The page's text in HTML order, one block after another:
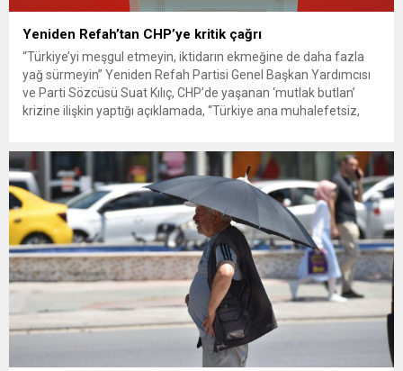
Yeniden Refah’tan CHP’ye kritik çağrı
“Türkiye’yi meşgul etmeyin, iktidarın ekmeğine de daha fazla
yağ sürmeyin” Yeniden Refah Partisi Genel Başkan Yardımcısı
ve Parti Sözcüsü Suat Kılıç, CHP’de yaşanan ‘mutlak butlan’
krizine ilişkin yaptığı açıklamada, “Türkiye ana muhalefetsiz,
olun. Türkiye’yi...